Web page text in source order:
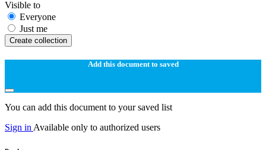
Visible to
Everyone
Just me
Create collection
Add this document to saved
You can add this document to your saved list
Sign in Available only to authorized users